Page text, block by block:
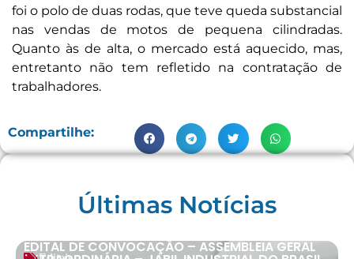
foi o polo de duas rodas, que teve queda substancial
nas vendas de motos de pequena cilindradas.
Quanto às de alta, o mercado está aquecido, mas,
entretanto não tem refletido na contratação de
trabalhadores.
Compartilhe:
Últimas Notícias
EDITAL DE CONVOCAÇÃO – ASSEMBLEIA GERAL